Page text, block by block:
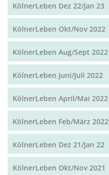
KölnerLeben Dez 22/Jan 23
KölnerLeben Okt/Nov 2022
KölnerLeben Aug/Sept 2022
KölnerLeben Juni/Juli 2022
KölnerLeben April/Mai 2022
KölnerLeben Feb/März 2022
KölnerLeben Dez 21/Jan 22
KölnerLeben Okt/Nov 2021